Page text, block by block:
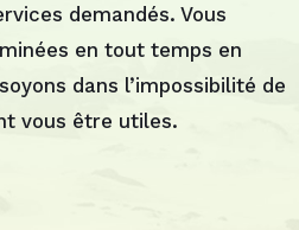
demandés. Vous
en tout temps en
dans l’impossibilité de
vous être utiles.